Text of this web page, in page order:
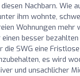
Nachbarn. Wie
ihm wohnte,
Wohnungen mehr
besser
SWG eine
es wird
und unsachlicher